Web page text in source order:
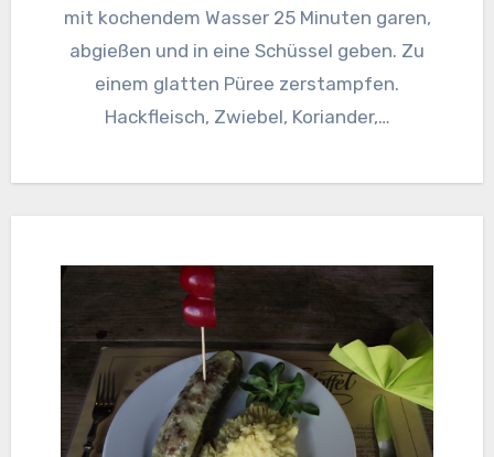
mit kochendem Wasser 25 Minuten garen,
abgießen und in eine Schüssel geben. Zu
einem glatten Püree zerstampfen.
Hackfleisch, Zwiebel, Koriander,…